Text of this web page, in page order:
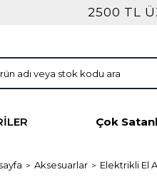
2500 TL
Çok
Aksesuarlar Elektrikli El